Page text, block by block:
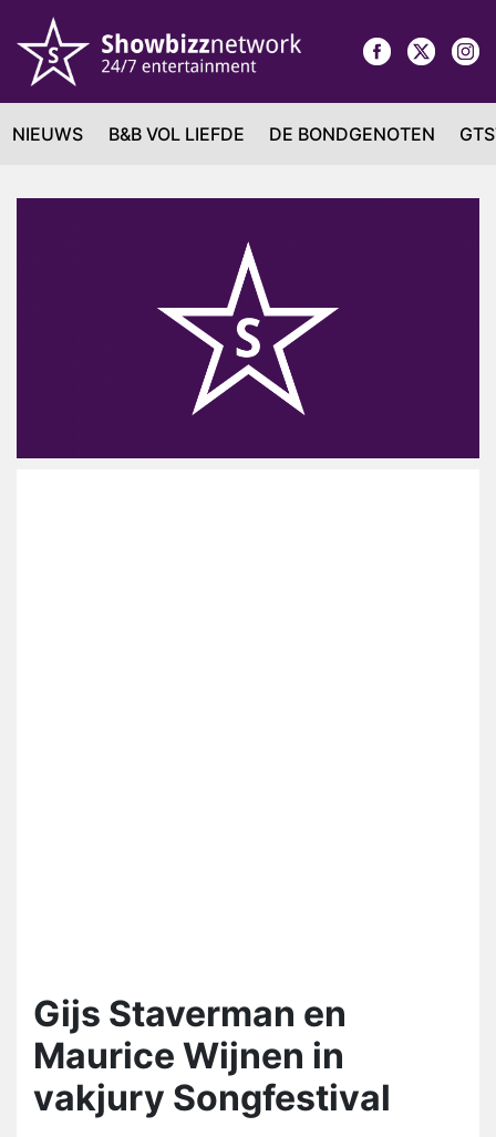
NIEUWS B&B VOL LIEFDE DE BONDGENOTEN
Gijs Staverman en
Maurice Wijnen in
vakjury Songfestival